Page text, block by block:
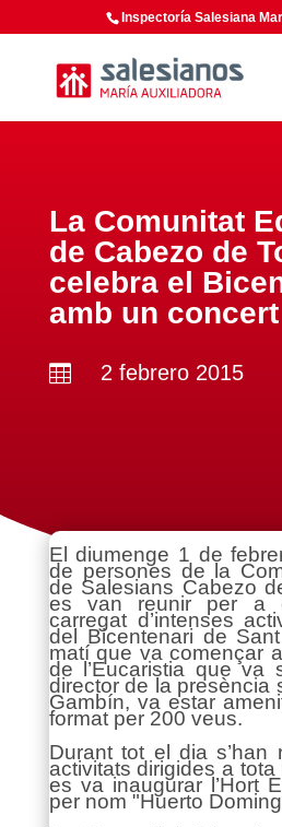
Inspectoría Salesiana
La Comunitat
de Cabezo de
celebra el
amb un concert
 2 febrero 2015
El diumenge 1 de
de persones de la
de Salesians Cabezo
es van reunir per a
carregat d’intenses
del Bicentenari de
matí que va començar
de l’Eucaristia que va
director de la presència
Gambín, va estar
format per 200 veus.
Durant tot el dia s’han
activitats dirigides a
es va inaugurar l’Hort
per nom "Huerto